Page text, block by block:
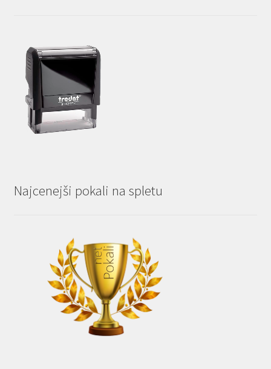
Najcenejši pokali na spletu